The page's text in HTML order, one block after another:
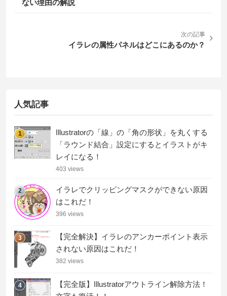
ない理由の解説
次の記事
イラレの属性パネルはどこにあるのか？
›
人気記事
1
Illustratorの「線」の「角の形状」を丸くする
「ラウンド結合」設定にするとイラストがキ
レイになる！
403 views
2
イラレでクリッピングマスクができない原因
はこれだ！
396 views
3
【完全解決】イラレのアンカーポイント表示
されない原因はこれだ！
382 views
4
【完全版】Illustratorアウトライン解除方法！